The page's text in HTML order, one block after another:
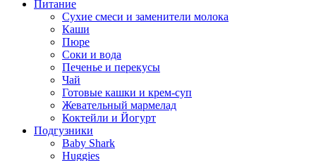
Питание
Сухие смеси и заменители молока
Каши
Пюре
Соки и вода
Печенье и перекусы
Чай
Готовые кашки и крем-суп
Жевательный мармелад
Коктейли и Йогурт
Подгузники
Baby Shark
Huggies